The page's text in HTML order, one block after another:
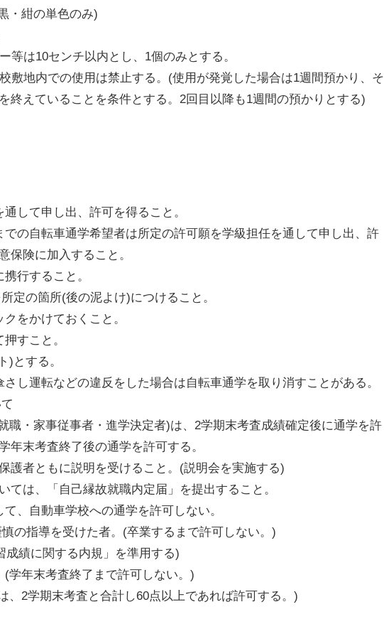
・紺の単色のみ)
等は10センチ以内とし、1個のみとする。
敷地内での使用は禁止する。(使用が発覚した場合は1週間預かり、そ
終えていることを条件とする。2回目以降も1週間の預かりとする)
して申し出、許可を得ること。
の自転車通学希望者は所定の許可願を学級担任を通して申し出、許
保険に加入すること。
行すること。
定の箇所(後の泥よけ)につけること。
をかけておくこと。
すこと。
)とする。
し運転などの違反をした場合は自転車通学を取り消すことがある。
職・家事従事者・進学決定者)は、2学期末考査成績確定後に通学を許
年末考査終了後の通学を許可する。
護者ともに説明を受けること。(説明会を実施する)
は、「自己縁故就職内定届」を提出すること。
、自動車学校への通学を許可しない。
の指導を受けた者。(卒業するまで許可しない。)
績に関する内規」を準用する)
学年末考査終了まで許可しない。)
、2学期末考査と合計し60点以上であれば許可する。)